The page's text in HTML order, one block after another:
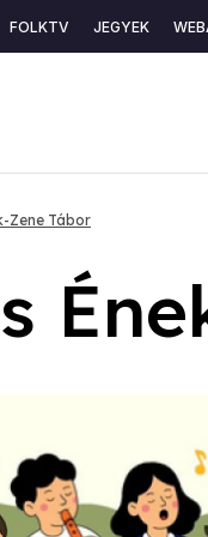
FOLKTV JEGYEK
Zene Tábor